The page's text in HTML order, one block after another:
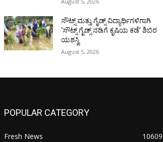
ಸೌಟ್ಸ್ ಮತ್ತು ಗೈಡ್ಸ್ ವಿದ್ಯಾರ್ಥಿಗಳಿಗಾಗಿ
‘ಸೌಟ್ಸ್ ಗೈಡ್ಸ್ ನಡಿಗೆ ಕೃಷಿಯ ಕಡೆ’ ಶಿಬಿರ
ಯಶಸ್ವಿ
August 5, 2026
POPULAR CATEGORY
Fresh News
10609